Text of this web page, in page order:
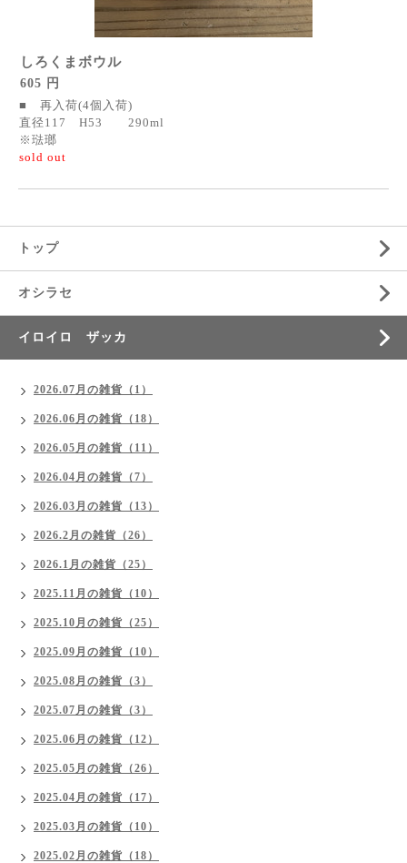
しろくまボウル
605 円
■ 再入荷(4個入荷)
直径117 H53 290ml
※琺瑯
sold out
トップ
オシラセ
イロイロ ザッカ
2026.07月の雑貨（1）
2026.06月の雑貨（18）
2026.05月の雑貨（11）
2026.04月の雑貨（7）
2026.03月の雑貨（13）
2026.2月の雑貨（26）
2026.1月の雑貨（25）
2025.11月の雑貨（10）
2025.10月の雑貨（25）
2025.09月の雑貨（10）
2025.08月の雑貨（3）
2025.07月の雑貨（3）
2025.06月の雑貨（12）
2025.05月の雑貨（26）
2025.04月の雑貨（17）
2025.03月の雑貨（10）
2025.02月の雑貨（18）